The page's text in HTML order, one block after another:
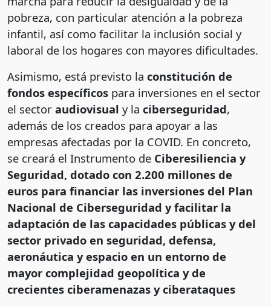
pobreza, con particular atención a la pobreza
infantil, así como facilitar la inclusión social y
laboral de los hogares con mayores dificultades.
Asimismo, está previsto la constitución de
fondos específicos para inversiones en el sector
el sector audiovisual y la ciberseguridad,
además de los creados para apoyar a las
empresas afectadas por la COVID. En concreto,
se creará el Instrumento de Ciberesiliencia y
Seguridad, dotado con 2.200 millones de
euros para financiar las inversiones del Plan
Nacional de Ciberseguridad y facilitar la
adaptación de las capacidades públicas y del
sector privado en seguridad, defensa,
aeronáutica y espacio en un entorno de
mayor complejidad geopolítica y de
crecientes ciberamenazas y ciberataques